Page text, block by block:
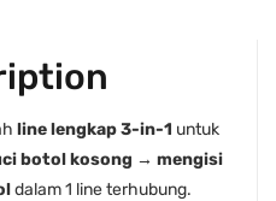
line lengkap 3-in-1 untuk
botol kosong → mengisi
dalam 1 line terhubung.